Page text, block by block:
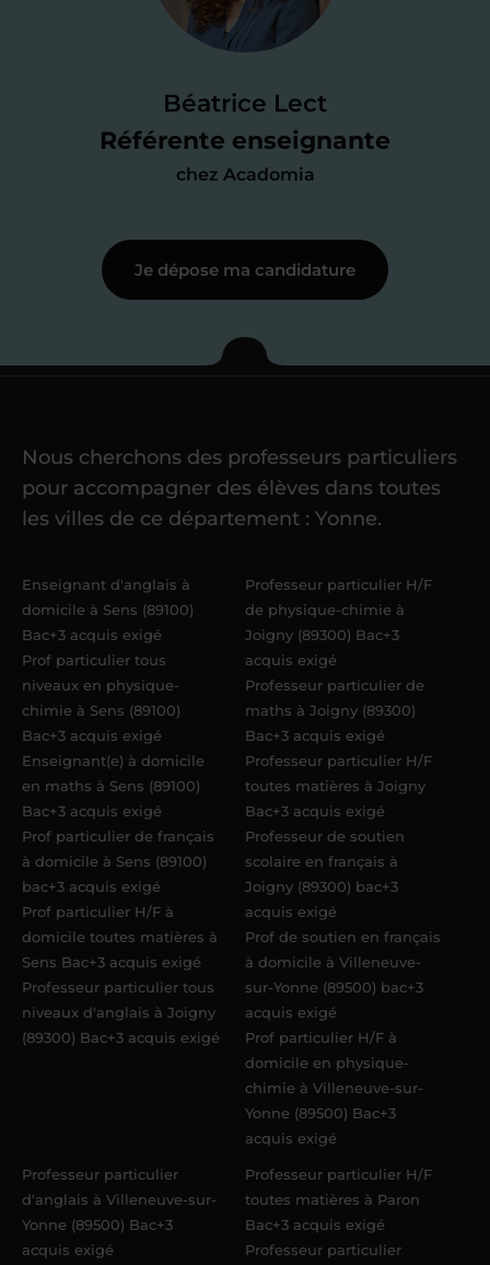
Béatrice Lect
Référente enseignante
chez Acadomia
test de 15 minutes
des programmes scolaires(et pouvoir
me mettre à jour au besoin) et
j’échange en direct avec un chargé de
Étape 3
Je commence mes
Une fois ma candidature validée,mon
référent me confie mes premiers
élèves dans un délai de 6 jours
Acadomia.
Je dépose ma candidature
Nous cherchons des professeurs particuliers
pour accompagner des élèves dans toutes
les villes de ce département : Yonne.
Enseignant d'anglais à
domicile à Sens (89100)
Bac+3 acquis exigé
Prof particulier tous
niveaux en physique-
chimie à Sens (89100)
Bac+3 acquis exigé
Enseignant(e) à domicile
en maths à Sens (89100)
Bac+3 acquis exigé
Prof particulier de français
à domicile à Sens (89100)
bac+3 acquis exigé
Prof particulier H/F à
domicile toutes matières à
Sens Bac+3 acquis exigé
Professeur particulier tous
niveaux d'anglais à Joigny
(89300) Bac+3 acquis exigé
Professeur particulier H/F
de physique-chimie à
Joigny (89300) Bac+3
acquis exigé
Professeur particulier de
maths à Joigny (89300)
Bac+3 acquis exigé
Professeur particulier H/F
toutes matières à Joigny
Bac+3 acquis exigé
Professeur de soutien
scolaire en français à
Joigny (89300) bac+3
acquis exigé
Prof de soutien en français
à domicile à Villeneuve-
sur-Yonne (89500) bac+3
acquis exigé
Prof particulier H/F à
domicile en physique-
chimie à Villeneuve-sur-
Yonne (89500) Bac+3
acquis exigé
Professeur particulier
d'anglais à Villeneuve-sur-
Yonne (89500) Bac+3
acquis exigé
Professeur particulier H/F
toutes matières à Paron
Bac+3 acquis exigé
Professeur particulier